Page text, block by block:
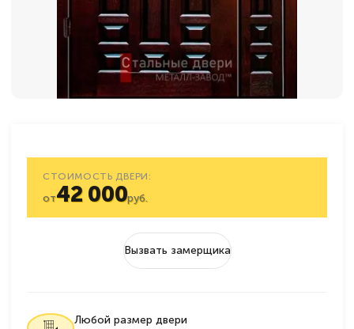
СТОИМОСТЬ ДВЕРИ:
от42 000руб.
Вызвать замерщика
Любой размер двери